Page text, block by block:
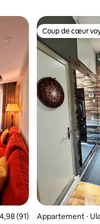
appréciés
moyenne sur la
4,98 (91)
Coup de cœur
Coup de cœur
Appartement ⋅